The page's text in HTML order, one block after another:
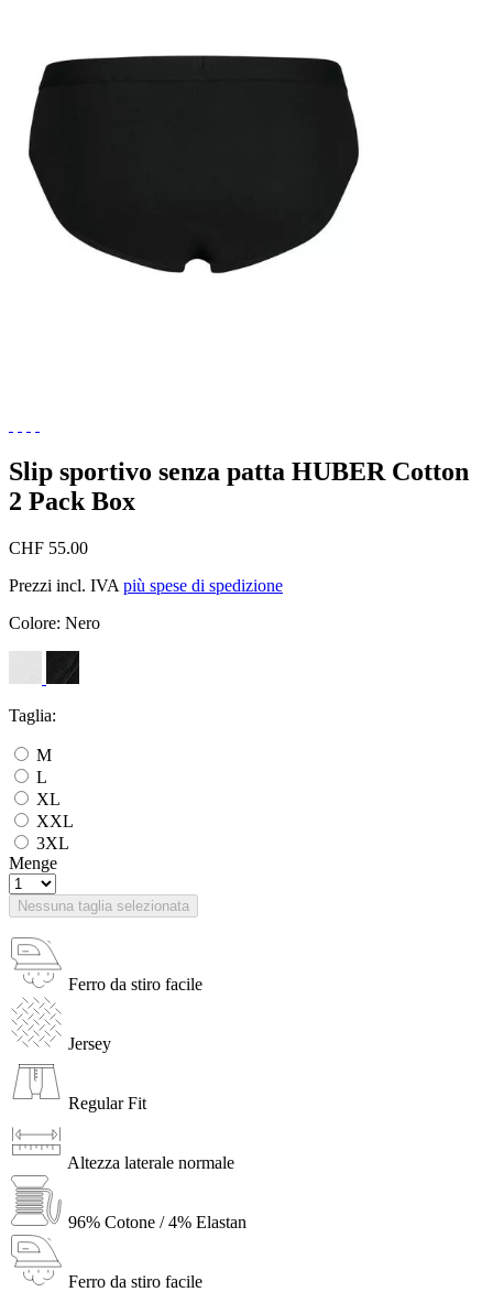
Slip sportivo senza patta HUBER Cotton
2 Pack Box
CHF 55.00
Prezzi incl. IVA più spese di spedizione
Colore: Nero
Taglia:
M
L
XL
XXL
3XL
Menge
Nessuna taglia selezionata
Ferro da stiro facile
Jersey
Regular Fit
Altezza laterale normale
96% Cotone / 4% Elastan
Ferro da stiro facile